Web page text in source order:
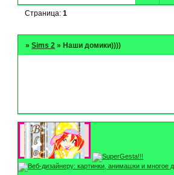
Страница:1
»Sims 2 »Наши домики))))